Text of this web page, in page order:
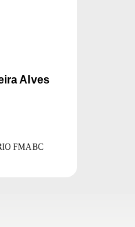
Alves
FMABC